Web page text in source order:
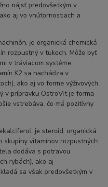
nájsť predovšetkým v
aj vo vnútornostiach a
je organická chemická
rozpustný v tukoch. Môže byť
v tráviacom systéme,
K2 sa nachádza v
ako aj vo forme výživových
v prípravku OstroVit je forma
vstrebáva, čo má pozitívny
je steroid, organická
skupiny vitamínov rozpustných
dodáva s potravou
rybách), ako aj
sa však predovšetkým v